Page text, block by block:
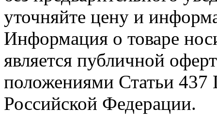
уточняйте цену и
Информация о товаре
является публичной
положениями Статьи 437
Российской Федерации.